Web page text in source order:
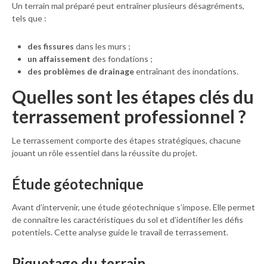
Un terrain mal préparé peut entraîner plusieurs désagréments,
tels que :
des fissures dans les murs ;
un affaissement des fondations ;
des problèmes de drainageentraînant des inondations.
Quelles sont les étapes clés du
terrassement professionnel ?
Le terrassement comporte des étapes stratégiques, chacune
jouant un rôle essentiel dans la réussite du projet.
Étude géotechnique
Avant d’intervenir, une étude géotechnique s’impose. Elle permet
de connaître les caractéristiques du sol et d’identifier les défis
potentiels. Cette analyse guide le travail de terrassement.